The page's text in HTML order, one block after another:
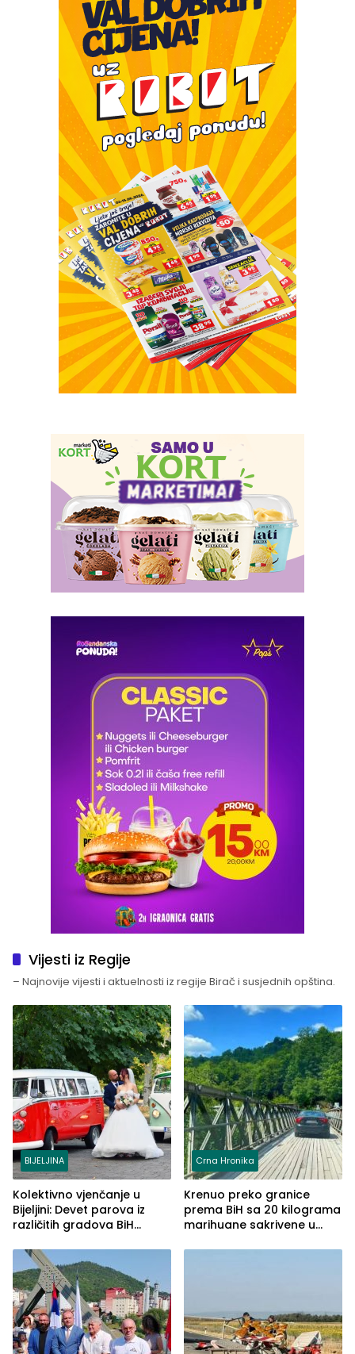
Vijesti iz Regije
– Najnovije vijesti i aktuelnosti iz regije Birač i susjednih opština.
BIJELJINA
Kolektivno vjenčanje u
Bijeljini: Devet parova iz
različitih gradova BiH
Crna Hronika
Krenuo preko granice
prema BiH sa 20 kilograma
marihuane sakrivene u